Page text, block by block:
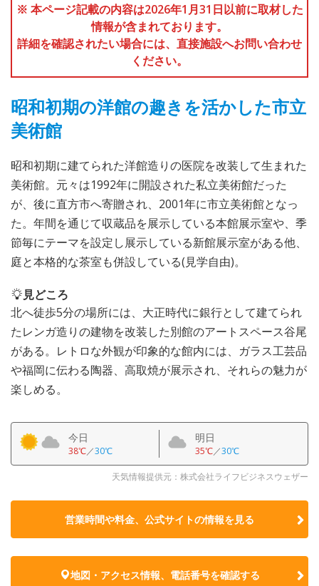
※ 本ページ記載の内容は2026年1月31日以前に取材した
情報が含まれております。
詳細を確認されたい場合には、直接施設へお問い合わせ
ください。
昭和初期の洋館の趣きを活かした市立
美術館
昭和初期に建てられた洋館造りの医院を改装して生まれた
美術館。元々は1992年に開設された私立美術館だった
が、後に直方市へ寄贈され、2001年に市立美術館となっ
た。年間を通じて収蔵品を展示している本館展示室や、季
節毎にテーマを設定し展示している新館展示室がある他、
庭と本格的な茶室も併設している(見学自由)。
見どころ
北へ徒歩5分の場所には、大正時代に銀行として建てられ
たレンガ造りの建物を改装した別館のアートスペース谷尾
がある。レトロな外観が印象的な館内には、ガラス工芸品
や福岡に伝わる陶器、高取焼が展示され、それらの魅力が
楽しめる。
今日
38℃／30℃
明日
35℃／30℃
天気情報提供元：株式会社ライフビジネスウェザー
営業時間や料金、公式サイトの情報を見る
地図・アクセス情報、電話番号を確認する